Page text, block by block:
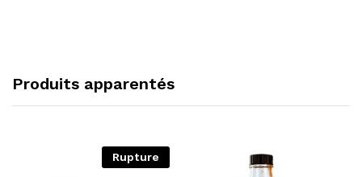
Produits apparentés
Rupture